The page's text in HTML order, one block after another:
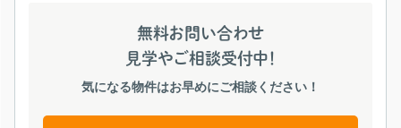
無料お問い合わせ
見学やご相談受付中！
気になる物件はお早めにご相談ください！